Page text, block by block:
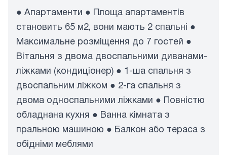
● Апартаменти ● Площа апартаментів
становить 65 м2, вони мають 2 спальні ●
Максимальне розміщення до 7 гостей ●
Вітальня з двома двоспальними диванами-
ліжками (кондиціонер) ● 1-ша спальня з
двоспальним ліжком ● 2-га спальня з
двома односпальними ліжками ● Повністю
обладнана кухня ● Ванна кімната з
пральною машиною ● Балкон або тераса з
обідніми меблями